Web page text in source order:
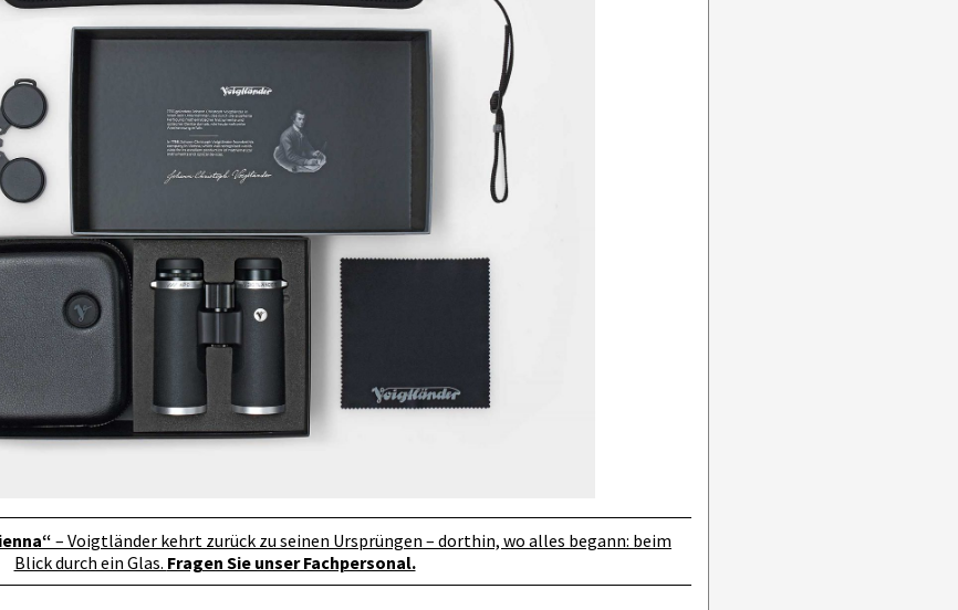
– Voigtländer kehrt zurück zu seinen Ursprüngen – dorthin, wo alles begann: beim
Blick durch ein Glas. Fragen Sie unser Fachpersonal.